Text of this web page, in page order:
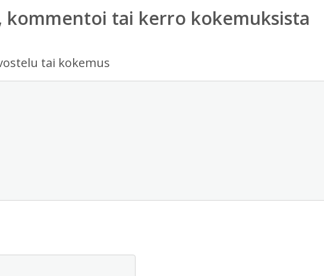
kommentoi tai kerro kokemuksista
tai kokemus